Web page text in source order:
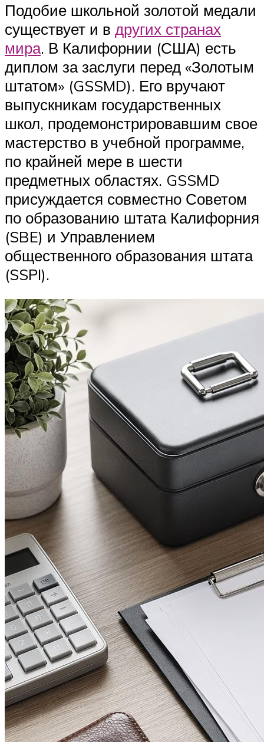
Подобие школьной золотой медали
существует и в других странах
мира. В Калифорнии (США) есть
диплом за заслуги перед «Золотым
штатом» (GSSMD). Его вручают
выпускникам государственных
школ, продемонстрировавшим свое
мастерство в учебной программе,
по крайней мере в шести
предметных областях. GSSMD
присуждается совместно Советом
по образованию штата Калифорния
(SBE) и Управлением
общественного образования штата
(SSPI).